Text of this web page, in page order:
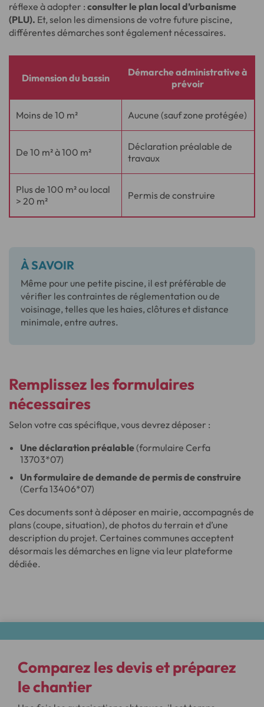
réflexe à adopter : consulter le plan local d’urbanisme
(PLU). Et, selon les dimensions de votre future piscine,
différentes démarches sont également nécessaires.
Dimension du bassin
Démarche administrative à
prévoir
Moins de 10 m² Aucune (sauf zone protégée)
De 10 m² à 100 m²
Déclaration préalable de
travaux
Plus de 100 m² ou local
> 20 m²
Permis de construire
À SAVOIR
Même pour une petite piscine, il est préférable de
vérifier les contraintes de réglementation ou de
voisinage, telles que les haies, clôtures et distance
minimale, entre autres.
Remplissez les formulaires
nécessaires
Selon votre cas spécifique, vous devrez déposer :
Une déclaration préalable(formulaire Cerfa
13703*07)
Un formulaire de demande de permis de construire
(Cerfa 13406*07)
Ces documents sont à déposer en mairie, accompagnés de
plans (coupe, situation), de photos du terrain et d’une
description du projet. Certaines communes acceptent
désormais les démarches en ligne via leur plateforme
dédiée.
Comparez les devis et préparez
le chantier